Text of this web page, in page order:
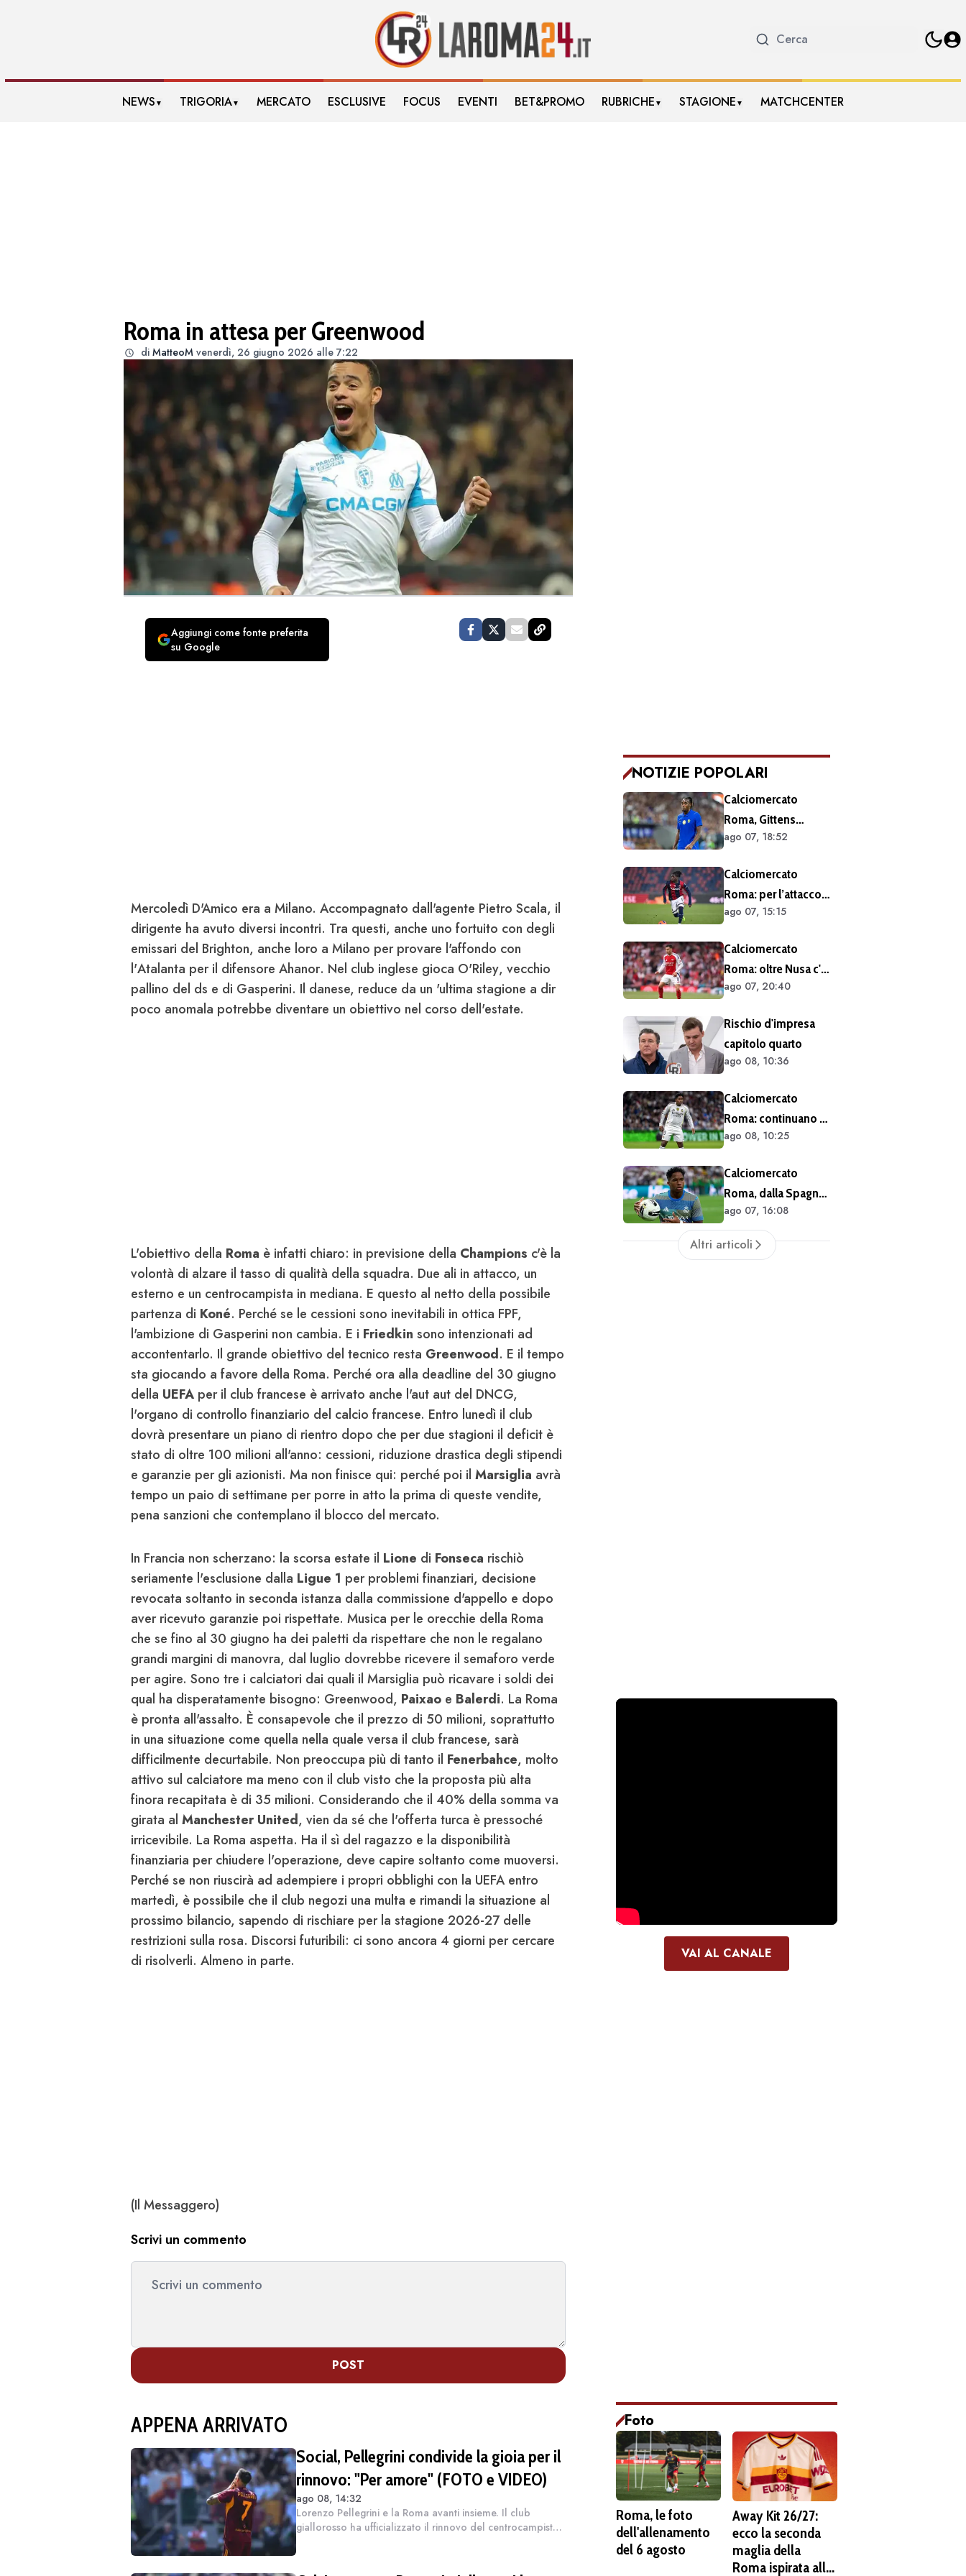
NEWS ▼ TRIGORIA▼ MERCATO ESCLUSIVE FOCUS EVENTI BET&PROMO RUBRICHE ▼ STAGIONE ▼ MATCHCENTER
Roma in attesa per Greenwood
di MatteoM venerdì, 26 giugno 2026 alle 7:22
Aggiungi come fonte preferita
su Google
Mercoledì D'Amico era a Milano. Accompagnato dall'agente Pietro Scala, il
dirigente ha avuto diversi incontri. Tra questi, anche uno fortuito con degli
emissari del Brighton, anche loro a Milano per provare l'affondo con
l'Atalanta per il difensore Ahanor. Nel club inglese gioca O'Riley, vecchio
pallino del ds e di Gasperini. Il danese, reduce da un 'ultima stagione a dir
poco anomala potrebbe diventare un obiettivo nel corso dell'estate.
L'obiettivo della Roma è infatti chiaro: in previsione della Champions c'è la
volontà di alzare il tasso di qualità della squadra. Due ali in attacco, un
esterno e un centrocampista in mediana. E questo al netto della possibile
partenza di Koné. Perché se le cessioni sono inevitabili in ottica FPF,
l'ambizione di Gasperini non cambia. E i Friedkin sono intenzionati ad
accontentarlo. Il grande obiettivo del tecnico resta Greenwood. E il tempo
sta giocando a favore della Roma. Perché ora alla deadline del 30 giugno
della UEFA per il club francese è arrivato anche l'aut aut del DNCG,
l'organo di controllo finanziario del calcio francese. Entro lunedì il club
dovrà presentare un piano di rientro dopo che per due stagioni il deficit è
stato di oltre 100 milioni all'anno: cessioni, riduzione drastica degli stipendi
e garanzie per gli azionisti. Ma non finisce qui: perché poi il Marsiglia avrà
tempo un paio di settimane per porre in atto la prima di queste vendite,
pena sanzioni che contemplano il blocco del mercato.
In Francia non scherzano: la scorsa estate il Lione di Fonseca rischiò
seriamente l'esclusione dalla Ligue 1 per problemi finanziari, decisione
revocata soltanto in seconda istanza dalla commissione d'appello e dopo
aver ricevuto garanzie poi rispettate. Musica per le orecchie della Roma
che se fino al 30 giugno ha dei paletti da rispettare che non le regalano
grandi margini di manovra, dal luglio dovrebbe ricevere il semaforo verde
per agire. Sono tre i calciatori dai quali il Marsiglia può ricavare i soldi dei
qual ha disperatamente bisogno: Greenwood, Paixao e Balerdi. La Roma
è pronta all'assalto. È consapevole che il prezzo di 50 milioni, soprattutto
in una situazione come quella nella quale versa il club francese, sarà
difficilmente decurtabile. Non preoccupa più di tanto il Fenerbahce, molto
attivo sul calciatore ma meno con il club visto che la proposta più alta
finora recapitata è di 35 milioni. Considerando che il 40% della somma va
girata al Manchester United, vien da sé che l'offerta turca è pressoché
irricevibile. La Roma aspetta. Ha il sì del ragazzo e la disponibilità
finanziaria per chiudere l'operazione, deve capire soltanto come muoversi.
Perché se non riuscirà ad adempiere i propri obblighi con la UEFA entro
martedì, è possibile che il club negozi una multa e rimandi la situazione al
prossimo bilancio, sapendo di rischiare per la stagione 2026-27 delle
restrizioni sulla rosa. Discorsi futuribili: ci sono ancora 4 giorni per cercare
di risolverli. Almeno in parte.
(Il Messaggero)
Scrivi un commento
POST
APPENA ARRIVATO
Social, Pellegrini condivide la gioia per il
rinnovo: "Per amore" (FOTO e VIDEO)
ago 08, 14:32
Lorenzo Pellegrini e la Roma avanti insieme. Il club
giallorosso ha ufficializzato il rinnovo del centrocampista,
NOTIZIE POPOLARI
Calciomercato
Roma, Gittens
nuovo nome per
operazione fattibile
solo in prestito
ago 07, 18:52
Calciomercato
Roma: per l’attacco
rispunta Rowe. Ecco
Bologna
ago 07, 15:15
Calciomercato
Roma: oltre Nusa c'è
anche Martinelli
ago 07, 20:40
Rischio d'impresa
capitolo quarto
ago 08, 10:36
Calciomercato
Roma: continuano i
contatti per Endrick
ago 08, 10:25
Calciomercato
Roma, dalla Spagna:
il Real Madrid ha
l'accordo per il
prestito di Endrick in
ago 07, 16:08
Altri articoli
VAI AL CANALE
Foto
Roma, le foto
dell'allenamento
del 6 agosto
Away Kit 26/27:
ecco la seconda
maglia della
Roma ispirata alla